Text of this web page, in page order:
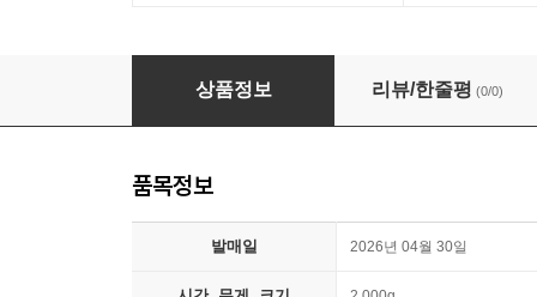
Ernie Hines (어니 하인스) - Electrified [LP]
상품정보 리뷰/한줄평 (0/0)
품목정보
발매일 2026년 04월 30일